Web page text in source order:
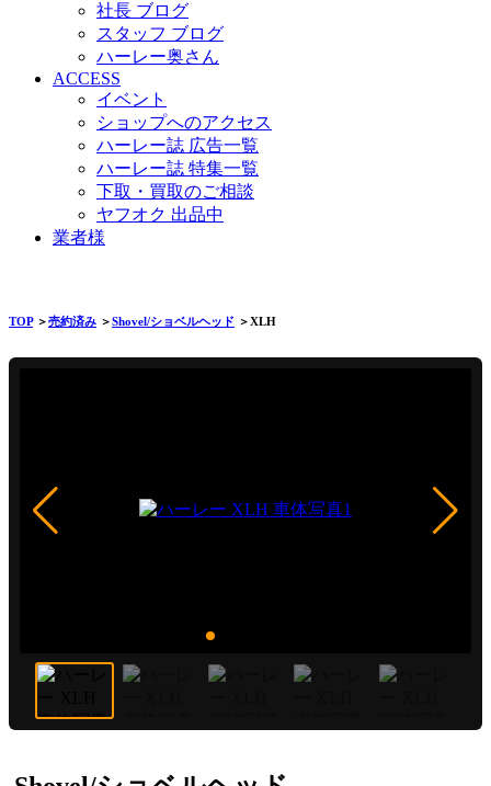
社長 ブログ
スタッフ ブログ
ハーレー奥さん
ACCESS
イベント
ショップへのアクセス
ハーレー誌 広告一覧
ハーレー誌 特集一覧
下取・買取のご相談
ヤフオク 出品中
業者様
TOP＞売約済み ＞Shovel/ショベルヘッド ＞XLH